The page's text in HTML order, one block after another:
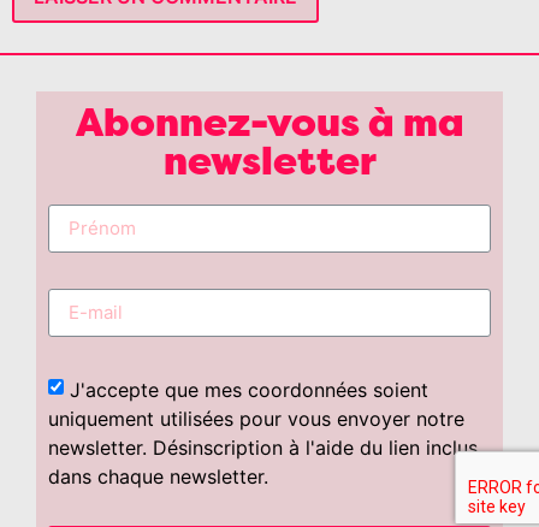
Abonnez-vous à ma
newsletter
J'accepte que mes coordonnées soient
uniquement utilisées pour vous envoyer notre
newsletter. Désinscription à l'aide du lien inclus
dans chaque newsletter.